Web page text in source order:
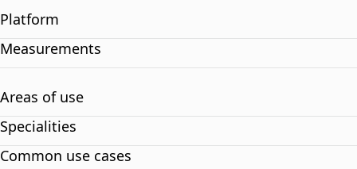
Platform
Measurements
Areas of use
Specialities
Common use cases